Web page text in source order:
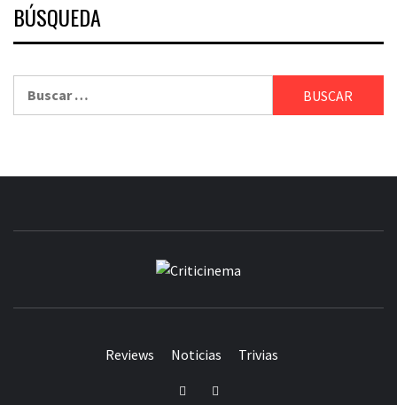
BÚSQUEDA
Reviews Noticias Trivias
TwitterFacebook